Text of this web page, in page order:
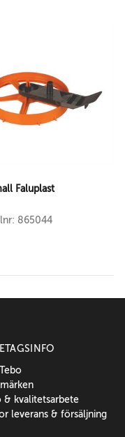
Faluplast
865044
& kvalitetsarbete
leverans & försäljning